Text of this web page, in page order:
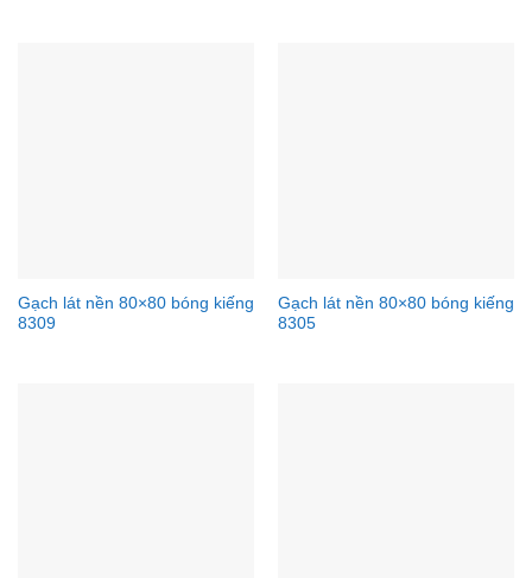
Gạch lát nền 80×80 bóng kiếng
8309
Gạch lát nền 80×80 bóng kiếng
8305